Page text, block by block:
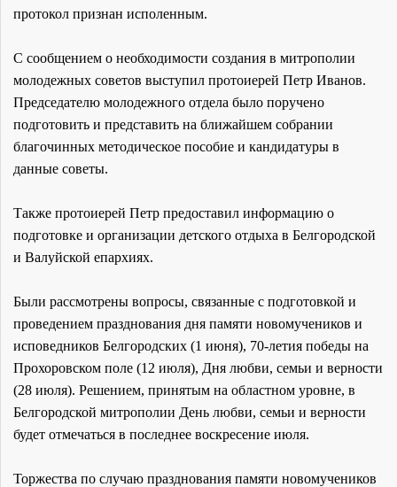
протокол признан исполенным.
С сообщением о необходимости создания в митрополии
молодежных советов выступил протоиерей Петр Иванов.
Председателю молодежного отдела было поручено
подготовить и представить на ближайшем собрании
благочинных методическое пособие и кандидатуры в
данные советы.
Также протоиерей Петр предоставил информацию о
подготовке и организации детского отдыха в Белгородской
и Валуйской епархиях.
Были рассмотрены вопросы, связанные с подготовкой и
проведением празднования дня памяти новомучеников и
исповедников Белгородских (1 июня), 70-летия победы на
Прохоровском поле (12 июля), Дня любви, семьи и верности
(28 июля). Решением, принятым на областном уровне, в
Белгородской митрополии День любви, семьи и верности
будет отмечаться в последнее воскресение июля.
Торжества по случаю празднования памяти новомучеников